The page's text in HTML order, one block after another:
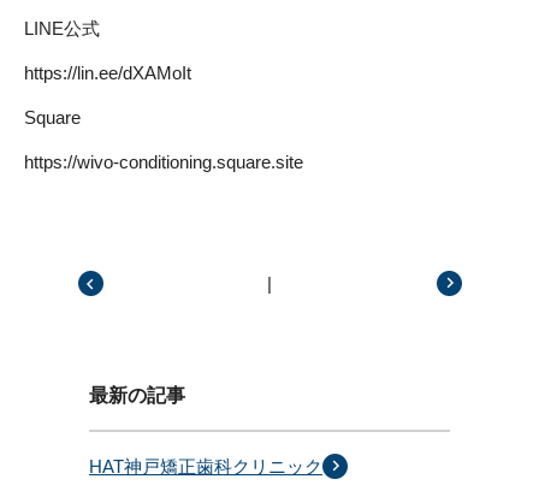
LINE公式
https://lin.ee/dXAMoIt
Square
https://wivo-conditioning.square.site
|
最新の記事
HAT神戸矯正歯科クリニック